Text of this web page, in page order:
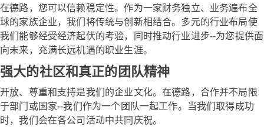
在德路，您可以信赖稳定性。作为一家财务独立、业务遍布全
球的家族企业，我们将传统与创新相结合。多元的行业布局使
我们能够经受经济起伏的考验，同时推动行业进步--为您提供面
向未来，充满长远机遇的职业生涯。
强大的社区和真正的团队精神
开放、尊重和支持是我们的企业文化。在德路，合作并不局限
于部门或国家--我们作为一个团队一起工作。当我们取得成功
时，我们会在各公司活动中共同庆祝。